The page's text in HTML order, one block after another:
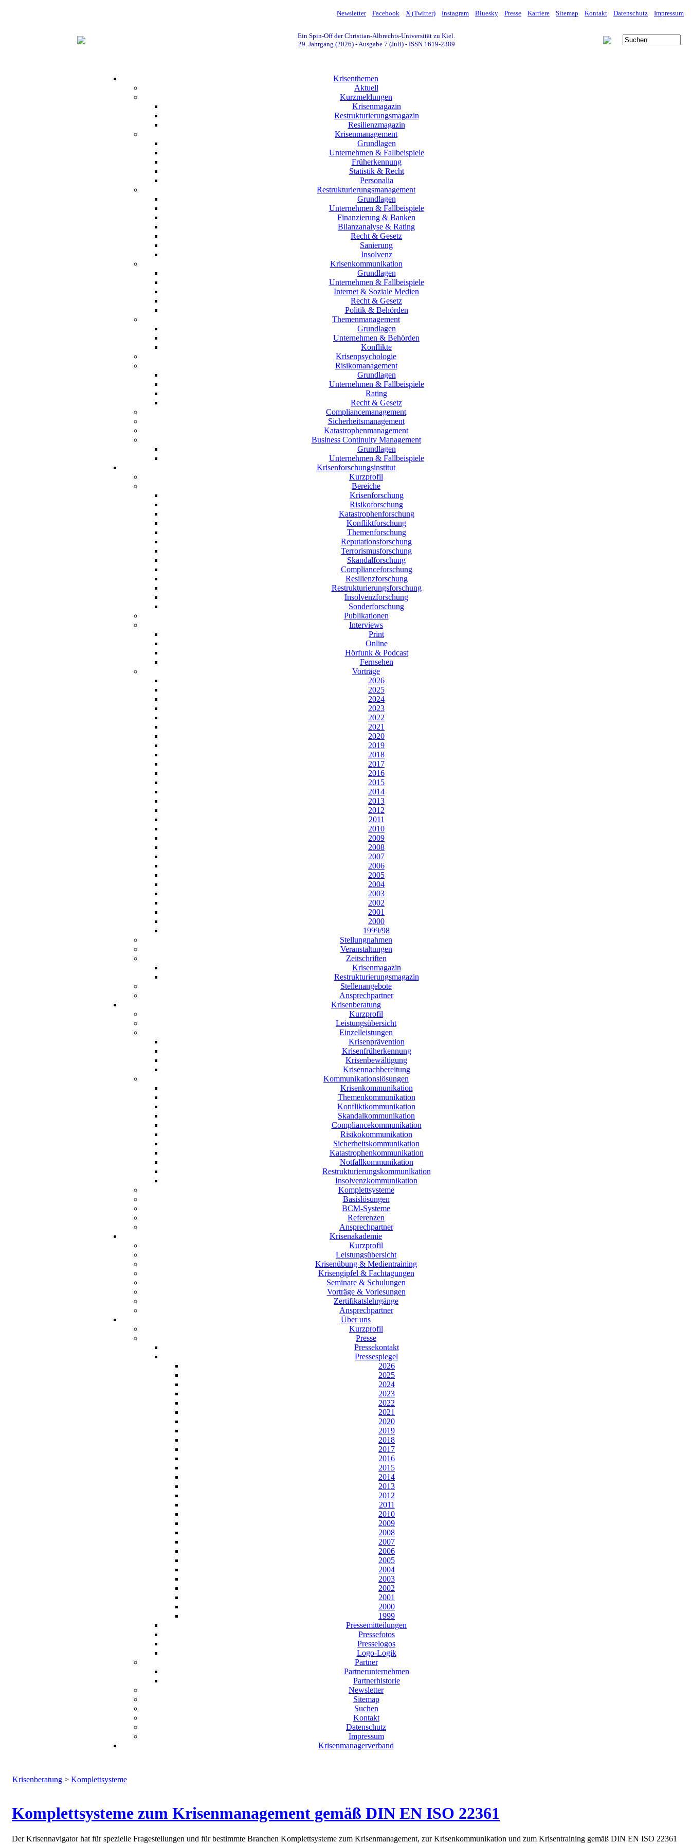
Newsletter Facebook X (Twitter) Instagram Bluesky Presse Karriere Sitemap Kontakt Datenschutz Impressum
Ein Spin-Off der Christian-Albrechts-Universität zu Kiel.
29. Jahrgang (2026) - Ausgabe 7 (Juli) - ISSN 1619-2389
Krisenthemen
Aktuell
Kurzmeldungen
Krisenmagazin
Restrukturierungsmagazin
Resilienzmagazin
Krisenmanagement
Grundlagen
Unternehmen & Fallbeispiele
Früherkennung
Statistik & Recht
Personalia
Restrukturierungsmanagement
Grundlagen
Unternehmen & Fallbeispiele
Finanzierung & Banken
Bilanzanalyse & Rating
Recht & Gesetz
Sanierung
Insolvenz
Krisenkommunikation
Grundlagen
Unternehmen & Fallbeispiele
Internet & Soziale Medien
Recht & Gesetz
Politik & Behörden
Themenmanagement
Grundlagen
Unternehmen & Behörden
Konflikte
Krisenpsychologie
Risikomanagement
Grundlagen
Unternehmen & Fallbeispiele
Rating
Recht & Gesetz
Compliancemanagement
Sicherheitsmanagement
Katastrophenmanagement
Business Continuity Management
Grundlagen
Unternehmen & Fallbeispiele
Krisenforschungsinstitut
Kurzprofil
Bereiche
Krisenforschung
Risikoforschung
Katastrophenforschung
Konfliktforschung
Themenforschung
Reputationsforschung
Terrorismusforschung
Skandalforschung
Complianceforschung
Resilienzforschung
Restrukturierungsforschung
Insolvenzforschung
Sonderforschung
Publikationen
Interviews
Print
Online
Hörfunk & Podcast
Fernsehen
Vorträge
2026
2025
2024
2023
2022
2021
2020
2019
2018
2017
2016
2015
2014
2013
2012
2011
2010
2009
2008
2007
2006
2005
2004
2003
2002
2001
2000
1999/98
Stellungnahmen
Veranstaltungen
Zeitschriften
Krisenmagazin
Restrukturierungsmagazin
Stellenangebote
Ansprechpartner
Krisenberatung
Kurzprofil
Leistungsübersicht
Einzelleistungen
Krisenprävention
Krisenfrüherkennung
Krisenbewältigung
Krisennachbereitung
Kommunikationslösungen
Krisenkommunikation
Themenkommunikation
Konfliktkommunikation
Skandalkommunikation
Compliancekommunikation
Risikokommunikation
Sicherheitskommunikation
Katastrophenkommunikation
Notfallkommunikation
Restrukturierungskommunikation
Insolvenzkommunikation
Komplettsysteme
Basislösungen
BCM-Systeme
Referenzen
Ansprechpartner
Krisenakademie
Kurzprofil
Leistungsübersicht
Krisenübung & Medientraining
Krisengipfel & Fachtagungen
Seminare & Schulungen
Vorträge & Vorlesungen
Zertifikatslehrgänge
Ansprechpartner
Über uns
Kurzprofil
Presse
Pressekontakt
Pressespiegel
2026
2025
2024
2023
2022
2021
2020
2019
2018
2017
2016
2015
2014
2013
2012
2011
2010
2009
2008
2007
2006
2005
2004
2003
2002
2001
2000
1999
Pressemitteilungen
Pressefotos
Presselogos
Logo-Logik
Partner
Partnerunternehmen
Partnerhistorie
Newsletter
Sitemap
Suchen
Kontakt
Datenschutz
Impressum
Krisenmanagerverband
Krisenberatung > Komplettsysteme
Komplettsysteme zum Krisenmanagement gemäß DIN EN ISO 22361
Der Krisennavigator hat für spezielle Fragestellungen und für bestimmte Branchen Komplettsysteme zum Krisenmanagement, zur Krisenkommunikation und zum Krisentraining gemäß DIN EN ISO 22361